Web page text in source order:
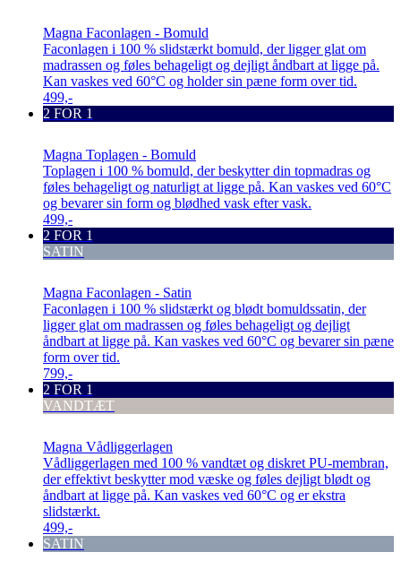
Magna Faconlagen - Bomuld
Faconlagen i 100 % slidstærkt bomuld, der ligger glat om
madrassen og føles behageligt og dejligt åndbart at ligge på.
Kan vaskes ved 60°C og holder sin pæne form over tid.
499,-
2 FOR 1
Magna Toplagen - Bomuld
Toplagen i 100 % bomuld, der beskytter din topmadras og
føles behageligt og naturligt at ligge på. Kan vaskes ved 60°C
og bevarer sin form og blødhed vask efter vask.
499,-
2 FOR 1
SATIN
Magna Faconlagen - Satin
Faconlagen i 100 % slidstærkt og blødt bomuldssatin, der
ligger glat om madrassen og føles behageligt og dejligt
åndbart at ligge på. Kan vaskes ved 60°C og bevarer sin pæne
form over tid.
799,-
2 FOR 1
VANDTÆT
Magna Vådliggerlagen
Vådliggerlagen med 100 % vandtæt og diskret PU-membran,
der effektivt beskytter mod væske og føles dejligt blødt og
åndbart at ligge på. Kan vaskes ved 60°C og er ekstra
slidstærkt.
499,-
SATIN